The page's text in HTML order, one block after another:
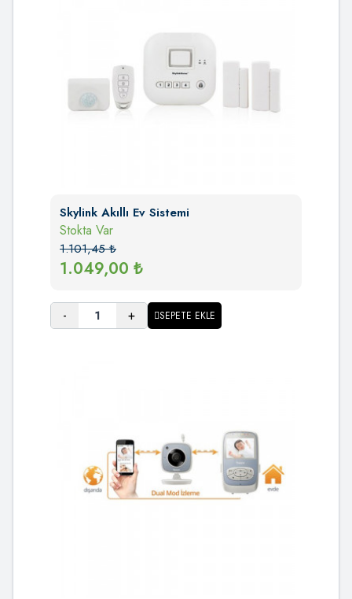
Skylink Akıllı Ev Sistemi
Stokta Var
1.101,45₺
1.049,00 ₺
- + SEPETE EKLE